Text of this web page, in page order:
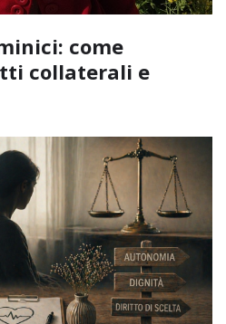
come
collaterali e